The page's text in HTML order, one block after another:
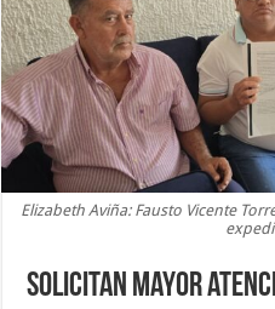
Elizabeth Aviña: Fausto Vicente
Solicitan mayor